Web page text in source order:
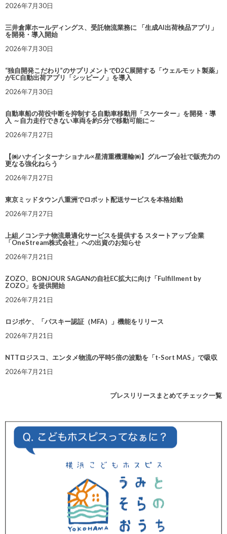
2026年7月30日
三井倉庫ホールディングス、受託物流業務に 「生成AI出荷検品アプリ」
を開発・導入開始
2026年7月30日
“独自開発こだわり”のサプリメントでD2C展開する「ウェルモット製薬」
がEC自動出荷アプリ「シッピーノ」を導入
2026年7月30日
自動車船の荷役中断を抑制する自動車移動用「スケーター」を開発・導
入 ～自力走行できない車両を約5分で移動可能に～
2026年7月27日
【㈱ハナインターナショナル×星清重機運輸㈱】グループ会社で販売力の
更なる強化ねらう
2026年7月27日
東京ミッドタウン八重洲でロボット配送サービスを本格始動
2026年7月27日
上組／コンテナ物流最適化サービスを提供する スタートアップ企業
「OneStream株式会社」への出資のお知らせ
2026年7月21日
ZOZO、BONJOUR SAGANの自社EC拡大に向け「Fulfillment by
ZOZO」を提供開始
2026年7月21日
ロジポケ、「パスキー認証（MFA）」機能をリリース
2026年7月21日
NTTロジスコ、エンタメ物流の平時5倍の波動を「t-Sort MAS」で吸収
2026年7月21日
プレスリリースまとめてチェック一覧